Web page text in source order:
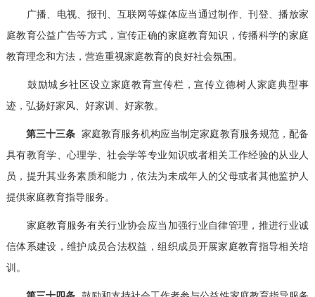
广播、电视、报刊、互联网等媒体应当通过制作、刊登、播放家
庭教育公益广告等方式，宣传正确的家庭教育知识，传播科学的家庭
教育理念和方法，营造重视家庭教育的良好社会氛围。
鼓励城乡社区设立家庭教育宣传栏，宣传立德树人家庭典型事
迹，弘扬好家风、好家训、好家教。
第三十三条 家庭教育服务机构应当制定家庭教育服务规范，配备
具有教育学、心理学、社会学等专业知识或者相关工作经验的从业人
员，提升其业务素质和能力，依法为未成年人的父母或者其他监护人
提供家庭教育指导服务。
家庭教育服务有关行业协会应当加强行业自律管理，推进行业诚
信体系建设，维护成员合法权益，组织成员开展家庭教育指导相关培
训。